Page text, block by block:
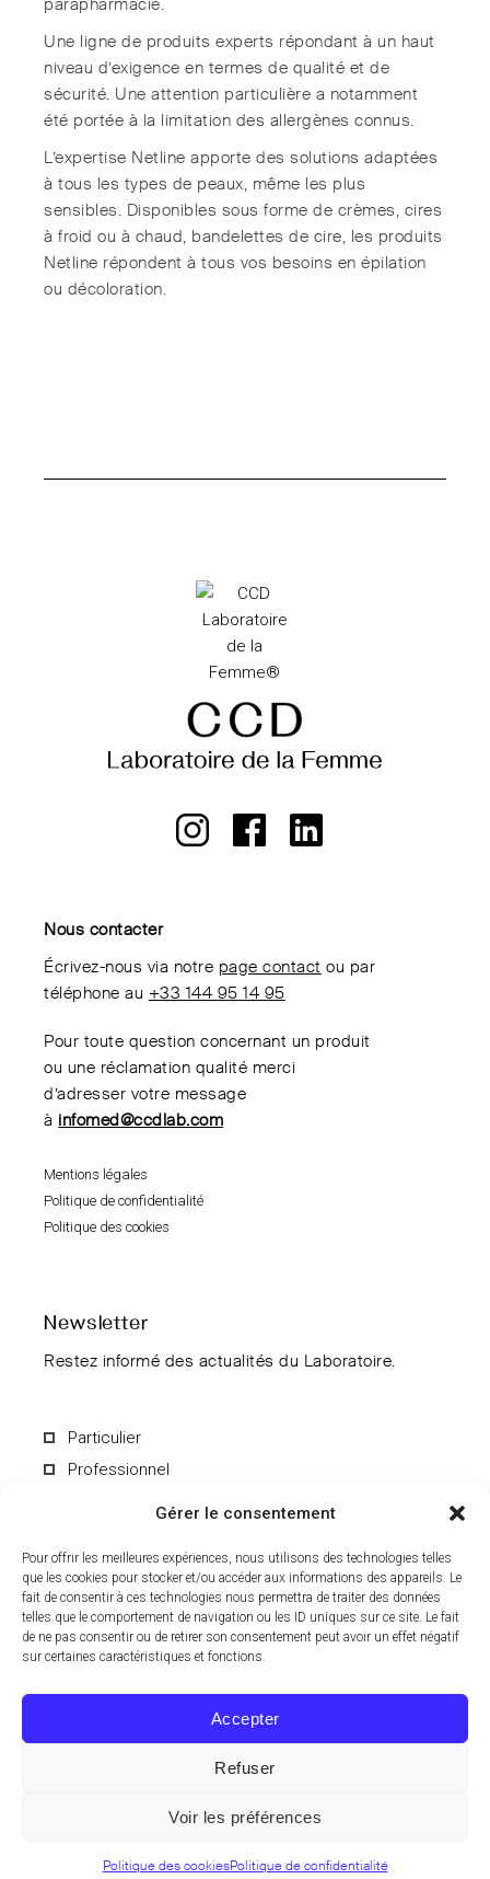
Gérer le consentement
Pour offrir les meilleures expériences, nous utilisons des technologies telles
que les cookies pour stocker et/ou accéder aux informations des appareils. Le
fait de consentir à ces technologies nous permettra de traiter des données
telles que le comportement de navigation ou les ID uniques sur ce site. Le fait
de ne pas consentir ou de retirer son consentement peut avoir un effet négatif
sur certaines caractéristiques et fonctions.
Accepter
Refuser
Voir les préférences
Politique des cookiesPolitique de confidentialité
parapharmacie.
Une ligne de produits experts répondant à un haut
niveau d’exigence en termes de qualité et de
sécurité. Une attention particulière a notamment
été portée à la limitation des allergènes connus.
L’expertise Netline apporte des solutions adaptées
à tous les types de peaux, même les plus
sensibles. Disponibles sous forme de crèmes, cires
à froid ou à chaud, bandelettes de cire, les produits
Netline répondent à tous vos besoins en épilation
ou décoloration.
Nous contacter
Écrivez-nous via notre page contact ou par
téléphone au +33 144 95 14 95
Pour toute question concernant un produit
ou une réclamation qualité merci
d’adresser votre message
à infomed@ccdlab.com
Mentions légales
Politique de confidentialité
Politique des cookies
Newsletter
Restez informé des actualités du Laboratoire.
Particulier
Professionnel
En soumettant le formulaire, vous acceptez de recevoir par e-mail les
informations du Laboratoire CCD. Vous pouvez vous désinscrire à
tout moment. Pour en savoir plus sur le traitement de vos données
personnelles, consultez notrepolitique de confidentialité.